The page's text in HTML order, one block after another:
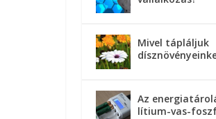
Mivel tápláljuk
Az
lítium-vas-